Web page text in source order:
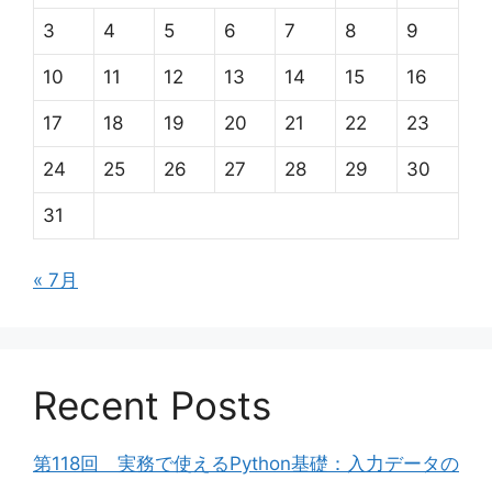
3 4 5 6 7 8 9
10 11 12 13 14 15 16
17 18 19 20 21 22 23
24 25 26 27 28 29 30
31
« 7月
Recent Posts
第118回 実務で使えるPython基礎：入力データの